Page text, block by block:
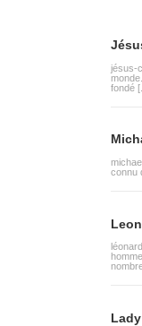
jésus-
fondé
connu